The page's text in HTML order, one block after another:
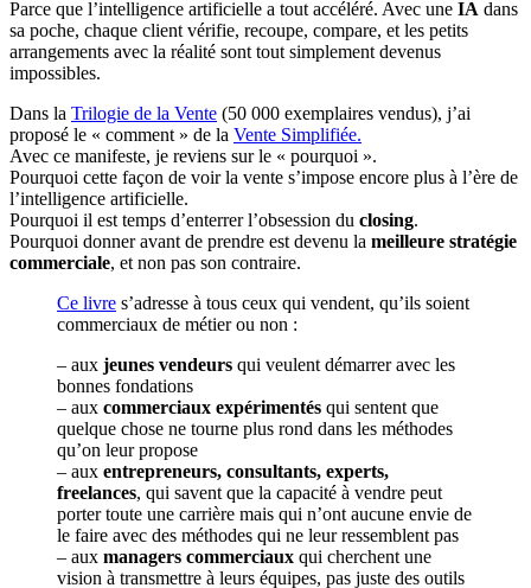
Parce que l’intelligence artificielle a tout accéléré. Avec une IA dans
sa poche, chaque client vérifie, recoupe, compare, et les petits
arrangements avec la réalité sont tout simplement devenus
impossibles.
Dans la Trilogie de la Vente (50 000 exemplaires vendus), j’ai
proposé le « comment » de la Vente Simplifiée.
Avec ce manifeste, je reviens sur le « pourquoi ».
Pourquoi cette façon de voir la vente s’impose encore plus à l’ère de
l’intelligence artificielle.
Pourquoi il est temps d’enterrer l’obsession du closing.
Pourquoi donner avant de prendre est devenu la meilleure stratégie
commerciale, et non pas son contraire.
Ce livre s’adresse à tous ceux qui vendent, qu’ils soient
commerciaux de métier ou non :
– aux jeunes vendeurs qui veulent démarrer avec les
bonnes fondations
– aux commerciaux expérimentés qui sentent que
quelque chose ne tourne plus rond dans les méthodes
qu’on leur propose
– aux entrepreneurs, consultants, experts,
freelances, qui savent que la capacité à vendre peut
porter toute une carrière mais qui n’ont aucune envie de
le faire avec des méthodes qui ne leur ressemblent pas
– aux managers commerciaux qui cherchent une
vision à transmettre à leurs équipes, pas juste des outils